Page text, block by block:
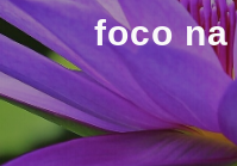
foco